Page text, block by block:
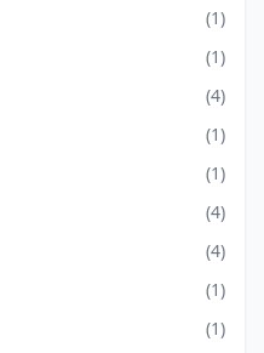
(1)
(1)
(4)
(1)
(1)
(4)
(4)
(1)
(1)